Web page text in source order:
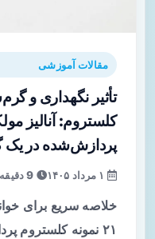
مقالات آموزشی
تأثیر نگهداری و
کلستروم: آنالیز
پردازش‌شده در یک
خلاصه سریع برای
۲۱ نمونه